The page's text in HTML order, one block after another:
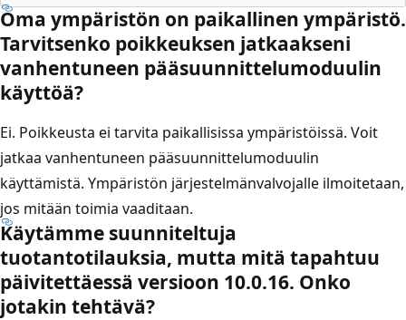
Oma ympäristön on paikallinen ympäristö.
Tarvitsenko poikkeuksen jatkaakseni
vanhentuneen pääsuunnittelumoduulin
käyttöä?
Ei. Poikkeusta ei tarvita paikallisissa ympäristöissä. Voit
jatkaa vanhentuneen pääsuunnittelumoduulin
käyttämistä. Ympäristön järjestelmänvalvojalle ilmoitetaan,
jos mitään toimia vaaditaan.
Käytämme suunniteltuja
tuotantotilauksia, mutta mitä tapahtuu
päivitettäessä versioon 10.0.16. Onko
jotakin tehtävä?